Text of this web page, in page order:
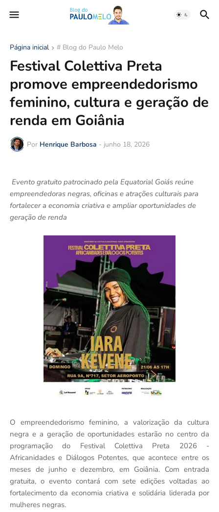
Página inicial # Blog do Paulo Melo
Festival Colettiva Preta
promove empreendedorismo
feminino, cultura e geração de
renda em Goiânia
Por Henrique Barbosa - junho 18, 2026
Evento gratuito patrocinado pela Equatorial Goiás reúne
empreendedoras negras, oficinas e atrações culturais para
fortalecer a economia criativa e ampliar oportunidades de
geração de renda
O empreendedorismo feminino, a valorização da cultura
negra e a geração de oportunidades estarão no centro da
programação do Festival Colettiva Preta 2026 -
Africanidades e Diálogos Potentes, que acontece entre os
meses de junho e dezembro, em Goiânia. Com entrada
gratuita, o evento contará com sete edições voltadas ao
fortalecimento da economia criativa e solidária liderada por
mulheres negras.